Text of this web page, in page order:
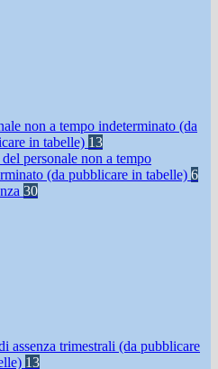
non a tempo indeterminato (da
in tabelle) 13
personale non a tempo
(da pubblicare in tabelle) 6
30
assenza trimestrali (da pubblicare
13